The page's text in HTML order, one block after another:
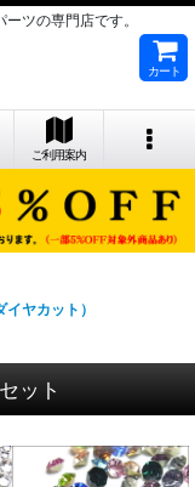
ツの専門店です。
カート
ご利用案内
ヤカット）
ット